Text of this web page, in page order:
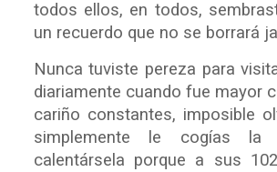
todos ellos, en todos,
un recuerdo que no se borrará
Nunca tuviste pereza para
diariamente cuando fue mayor
cariño constantes, imposible
simplemente le cogías la
calentársela porque a sus